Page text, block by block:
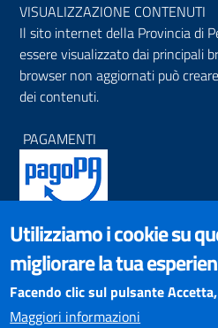
VISUALIZZAZIONE CONTENUTI
Il sito internet della Provincia di
essere visualizzato dai principali
browser non aggiornati può
dei contenuti.
PAGAMENTI
SOCIAL NETWORKS
Pagina Facebook
Profilo Instagram
Canale YouTube
Utilizziamo i cookie su
migliorare la tua
Facendo clic sul pulsante
Maggiori informazioni